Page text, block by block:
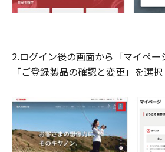
2.ログイン後の画面から「マイペー
「ご登録製品の確認と変更」を選択